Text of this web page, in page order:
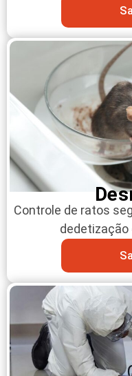
Controle de ratos
dedetização